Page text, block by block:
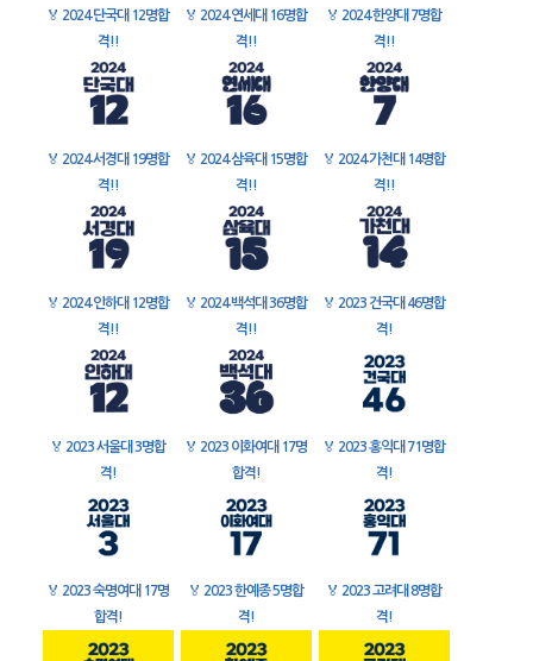
🏅 2024 단국대 12명합
격!!
🏅 2024 연세대 16명합
격!!
🏅 2024 한양대 7명합
격!!
🏅 2024 서경대 19명합
격!!
🏅 2024 삼육대 15명합
격!!
🏅 2024 가천대 14명합
격!!
🏅 2024 인하대 12명합
격!!
🏅 2024 백석대 36명합
격!!
🏅 2023 건국대 46명합
격!
🏅 2023 서울대 3명합
격!
🏅 2023 이화여대 17명
합격!
🏅 2023 홍익대 71명합
격!
🏅 2023 숙명여대 17명
합격!
🏅 2023 한예종 5명합
격!
🏅 2023 고려대 8명합
격!